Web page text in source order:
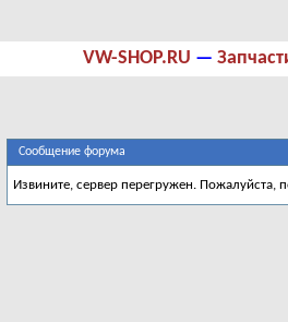
VW-SHOP.RU —
Сообщение форума
Извините, сервер перегружен. Пожалуйста,